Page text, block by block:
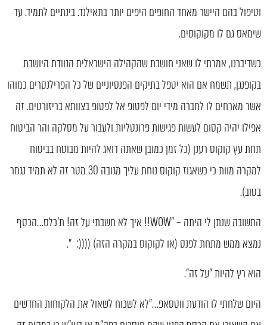
וטיפול בהם היישר מאחד החופים היפים יותר בתאילנד. בינתיים לתמיד. עד
שימאס גם לו מקוקוסים.
כשדיברנו, אמרתי לו שאני חושבת שהקהילה הישראלית הנוודת היושבת
בקופנגן, תשמח אם הוא יטפל בתיקים הפנסיוניים של כל הפרילנסרים כמוהו
אשר מארחים לו לחברה מידי יום לפטופ אל לפטופ בצוותא בריזורטים. זה
אפילו יהיה קסום לעשות פגישות פרונטליות ולעבור על מסלקה והר הביטוח
תחת עץ קוקוס רענן (כל זמן כמובן שאתה דואג להיות מבוטח בביטוח
למקרה מוות כי כשאגוז קוקוס נוחת עליך מגובה 30 מטר זה לא תמיד נגמר
בטוב).
התשובה שנתן לי היתה – "WOW!! איך לא חשבתי על זה! ת'כלס…הכסף
נמצא ממש מתחת לפנס (או לקוקוס במקרה הזה) ((((: ".
הוא רץ להיות "על זה".
היום שלחתי לו הודעת ווטסאפ…"לא לשכוח לשאול את הלקוחות החדשים